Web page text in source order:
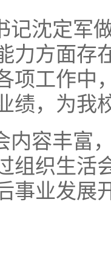
记沈定军
力方面存
项工作中
绩，为我
内容丰富
组织生活
事业发展